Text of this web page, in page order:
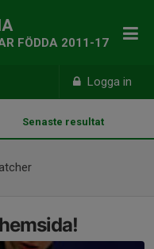
Logga in
FÖDDA 2011-17
Senaste resultat